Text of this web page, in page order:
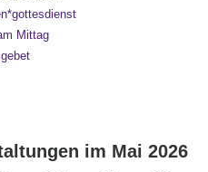
Mittag
im Mai 2026